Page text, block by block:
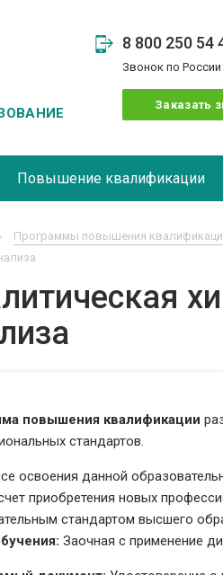
8 800 250 54
Звонок по
Заказать
Повышение квалификации
Программы повышения
повышения квалификации
стандартов.
освоения данной
приобретения новых
стандартом высшего
Заочная с применение